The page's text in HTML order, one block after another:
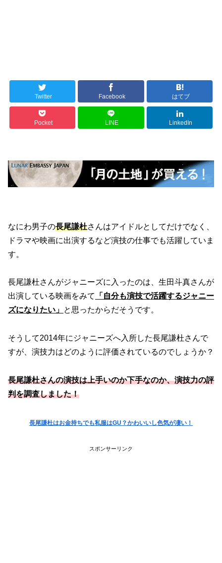
Twitter Facebook はてブ
Pocket LINE LinkedIn
なにわ男子の長尾謙杜さんはアイドルとしてだけでなく、
ドラマや映画に出演するなど演技の仕事でも活躍していま
す。
長尾謙杜さんがジャニーズに入ったのは、生田斗真さんが
出演している映画をみて
「自分も演技で活躍するジャニー
ズになりたい」 と思ったからだそうです。
そうして2014年にジャニーズへ入所した長尾謙杜さんで
すが、演技力はどのように評価されているのでしょうか？
長尾謙杜さんの演技は上手いのか下手なのか、演技力の評
判を調査しました！
長尾謙杜はお金持ちでも私服はGU？かわいいし色気が凄い！
スポンサーリンク